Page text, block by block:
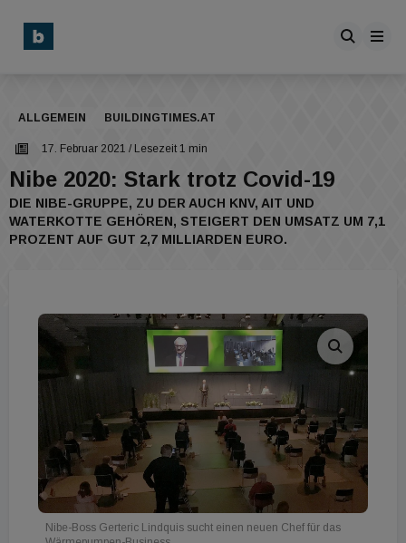
ALLGEMEIN BUILDINGTIMES.AT
17. Februar 2021 / Lesezeit 1 min
Nibe 2020: Stark trotz Covid-19
DIE NIBE-GRUPPE, ZU DER AUCH KNV, AIT UND
WATERKOTTE GEHÖREN, STEIGERT DEN UMSATZ UM 7,1
PROZENT AUF GUT 2,7 MILLIARDEN EURO.
Nibe-Boss Gerteric Lindquis sucht einen neuen Chef für das